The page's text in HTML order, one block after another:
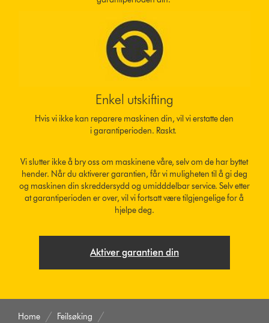
Enkel utskifting
Hvis vi ikke kan reparere maskinen din, vil vi erstatte den
i garantiperioden. Raskt.
Vi slutter ikke å bry oss om maskinene våre, selv om de har byttet
hender. Når du aktiverer garantien, får vi muligheten til å gi deg
og maskinen din skreddersydd og umidddelbar service. Selv etter
at garantiperioden er over, vil vi fortsatt være tilgjengelige for å
hjelpe deg.
Aktiver garantien din
Home Feilsøking